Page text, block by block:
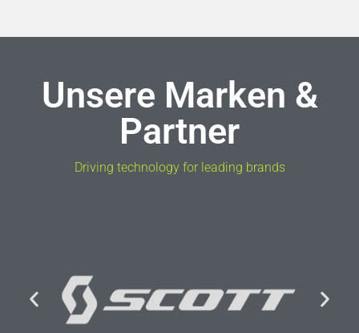
Unsere Marken &
Partner
Driving technology for leading brands